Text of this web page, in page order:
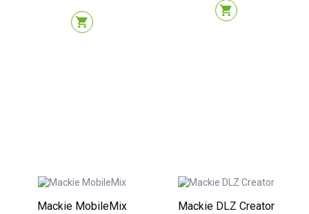
shopping_cart
shopping_cart
Mackie MobileMix Mackie DLZ Creator